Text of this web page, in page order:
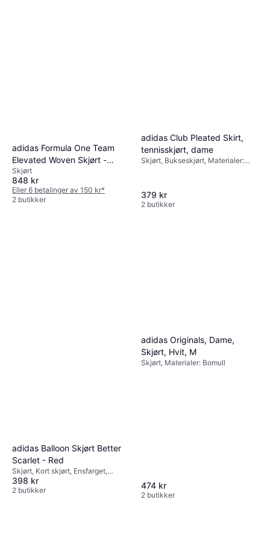
adidas Formula One Team
Elevated Woven Skjørt -
Utility Black/Hi-Res Red
Skjørt
848 kr
Eller 6 betalinger av 150 kr*
2 butikker
adidas Club Pleated Skirt,
tennisskjørt, dame
Skjørt, Bukseskjørt, Materialer:
379 kr
2 butikker
adidas Balloon Skjørt Better
Scarlet - Red
Skjørt, Kort skjørt, Ensfarget,
Materialer: Polyester
398 kr
2 butikker
adidas Originals, Dame,
Skjørt, Hvit, M
Skjørt, Materialer: Bomull
474 kr
2 butikker